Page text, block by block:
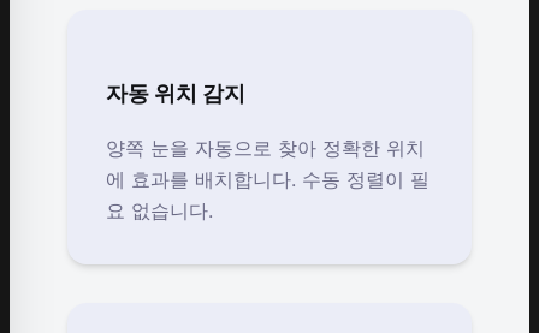
자동 위치 감지
양쪽 눈을 자동으로 찾아 정확한 위치
에 효과를 배치합니다. 수동 정렬이 필
요 없습니다.